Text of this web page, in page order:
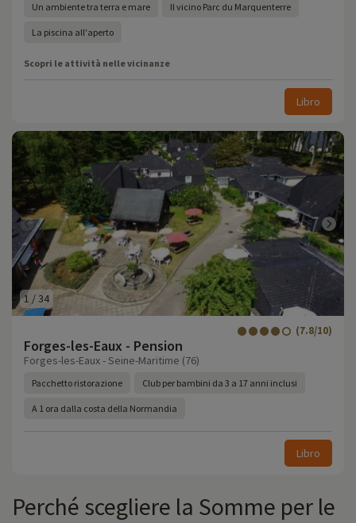
Un ambiente tra terra e mare Il vicino Parc du Marquenterre
La piscina all'aperto
Scopri le attività nelle vicinanze
Libro
1 /34
Forges-les-Eaux - Pension
(7.8/10)
Forges-les-Eaux - Seine-Maritime (76)
Pacchetto ristorazione Club per bambini da 3 a 17 anni inclusi
A 1 ora dalla costa della Normandia
Libro
Perché scegliere la Somme per le